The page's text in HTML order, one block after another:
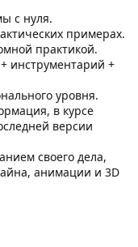
с нуля.
примерах.
практикой.
инструментарий +
уровня.
в курсе
версии
своего дела,
анимации и 3D